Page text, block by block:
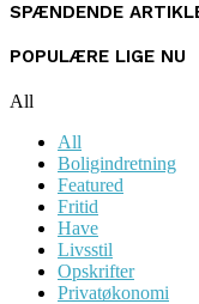
SPÆNDENDE
POPULÆRE LIGE NU
All
All
Boligindretning
Featured
Fritid
Have
Livsstil
Opskrifter
Privatøkonomi